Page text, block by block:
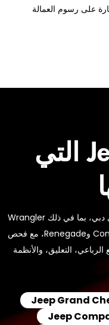
طرازات Jeep التي
نخدم مجموعة واسعة من سيارات Jeep في دبي، بما في ذلك Wrangler
وGrand Cherokee وCherokee وCompass وRenegade، مع فحص
التعليق، والأنظمة
Jeep Grand
Jeep